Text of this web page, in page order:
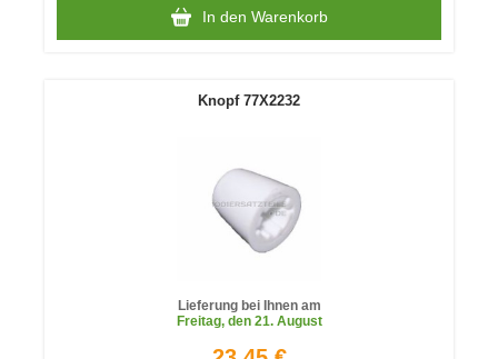
In den Warenkorb
Knopf 77X2232
Lieferung bei Ihnen am
Freitag, den 21. August